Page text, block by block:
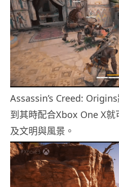
Assassin’s Creed:
到其時配合Xbox One X
及文明與風景。